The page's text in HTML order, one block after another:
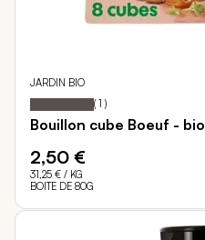
JARDIN BIO
Notation: 100
% of
( 1 )
Bouillon cube Boeuf - bio
2,50 €
31,25 € / KG
BOITE DE 80G